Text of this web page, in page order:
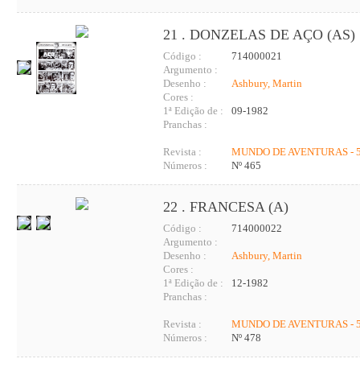
21 . DONZELAS DE AÇO (AS)
Código :
714000021
Argumento :
Desenho :
Ashbury, Martin
Cores :
1ª Edição de :
09-1982
Pranchas :
Revista :
MUNDO DE AVENTURAS -
Números :
Nº 465
22 . FRANCESA (A)
Código :
714000022
Argumento :
Desenho :
Ashbury, Martin
Cores :
1ª Edição de :
12-1982
Pranchas :
Revista :
MUNDO DE AVENTURAS -
Números :
Nº 478